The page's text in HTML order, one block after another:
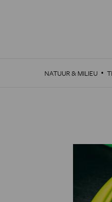
NATUUR & MILIEU ·